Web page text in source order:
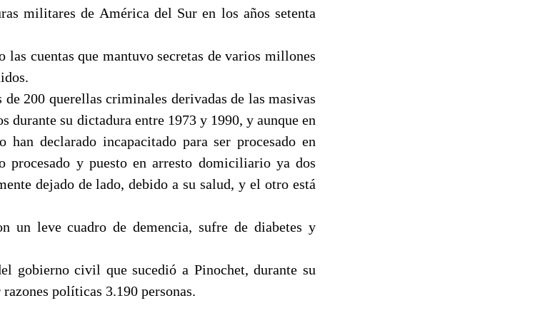
militares de América del Sur en los años setenta
las cuentas que mantuvo secretas de varios millones
200 querellas criminales derivadas de las masivas
durante su dictadura entre 1973 y 1990, y aunque en
han declarado incapacitado para ser procesado en
procesado y puesto en arresto domiciliario ya dos
dejado de lado, debido a su salud, y el otro está
un leve cuadro de demencia, sufre de diabetes y
gobierno civil que sucedió a Pinochet, durante su
políticas 3.190 personas.